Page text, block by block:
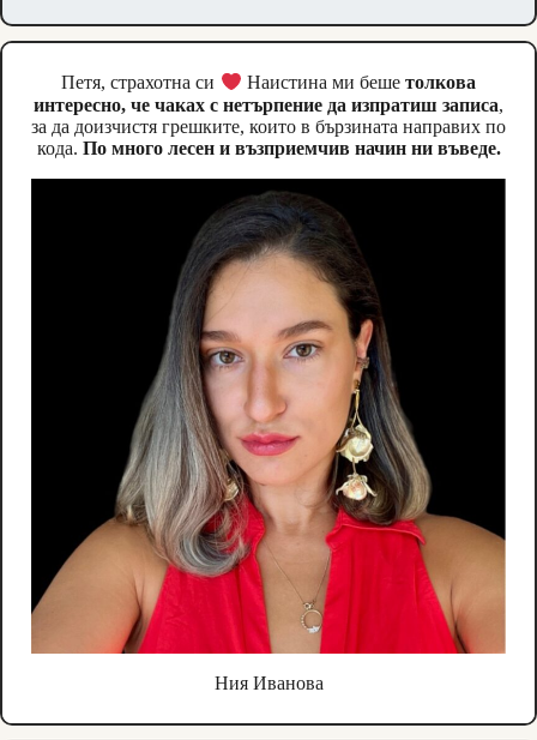
Петя, страхотна си Наистина ми беше толкова
интересно, че чаках с нетърпение да изпратиш записа,
за да доизчистя грешките, които в бързината направих по
кода. По много лесен и възприемчив начин ни въведе.
Ния Иванова